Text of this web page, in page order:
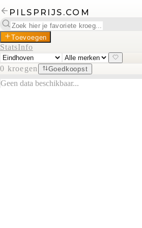
PILSPRIJS.COM
Toevoegen
StatsInfo
0 kroegen Goedkoopst
Geen data beschikbaar...